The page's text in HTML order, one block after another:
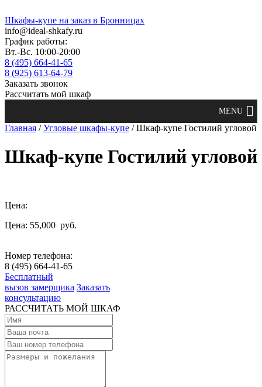
Шкафы-купе на заказ в Бронницах
info@ideal-shkafy.ru
График работы:
Вт.-Вс. 10:00-20:00
8 (495) 664-41-65
8 (925) 613-64-79
Заказать звонок
Рассчитать мой шкаф
Главная /Угловые шкафы-купе / Шкаф-купе Гостилий угловой
Шкаф-купе Гостилий угловой
Цена:
Цена: 55,000 руб.
Номер телефона:
8 (495) 664-41-65
Бесплатный
вызов замерщика Заказать
консультацию
РАССЧИТАТЬ МОЙ ШКАФ